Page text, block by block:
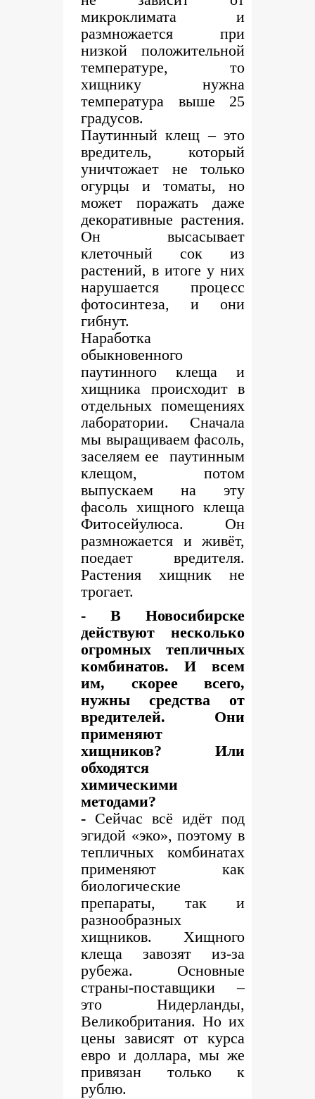
микроклимата и
размножается при
низкой положительной
температуре, то
хищнику нужна
температура выше 25
градусов.
Паутинный клещ – это
вредитель, который
уничтожает не только
огурцы и томаты, но
может поражать даже
декоративные растения.
Он высасывает
клеточный сок из
растений, в итоге у них
нарушается процесс
фотосинтеза, и они
гибнут.
Наработка
обыкновенного
паутинного клеща и
хищника происходит в
отдельных помещениях
лаборатории. Сначала
мы выращиваем фасоль,
заселяем ее паутинным
клещом, потом
выпускаем на эту
фасоль хищного клеща
Фитосейулюса. Он
размножается и живёт,
поедает вредителя.
Растения хищник не
трогает.
- В Новосибирске
действуют несколько
огромных тепличных
комбинатов. И всем
им, скорее всего,
нужны средства от
вредителей. Они
применяют
хищников? Или
обходятся
химическими
методами?
- Сейчас всё идёт под
эгидой «эко», поэтому в
тепличных комбинатах
применяют как
биологические
препараты, так и
разнообразных
хищников. Хищного
клеща завозят из-за
рубежа. Основные
страны-поставщики –
это Нидерланды,
Великобритания. Но их
цены зависят от курса
евро и доллара, мы же
привязан только к
рублю.